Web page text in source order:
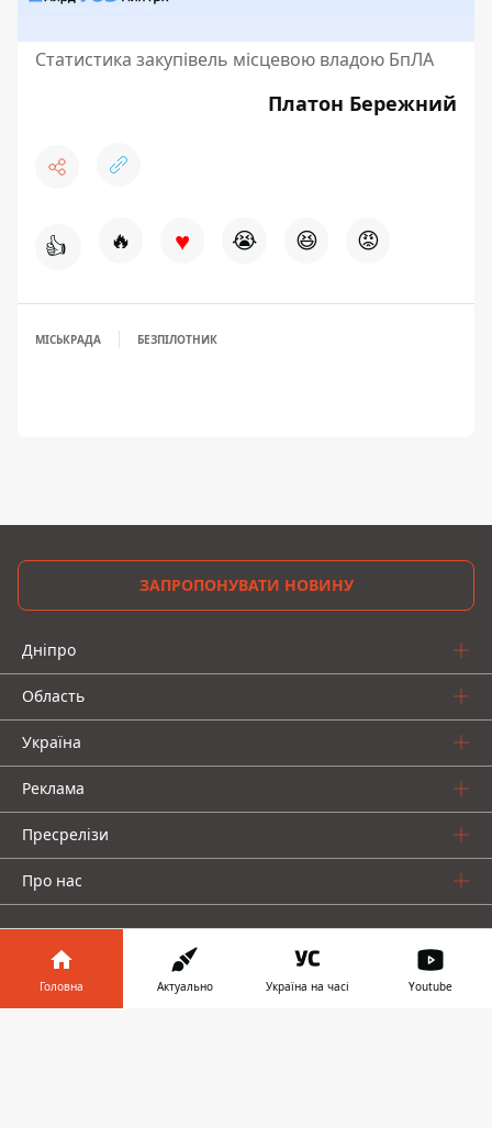
Статистика закупівель місцевою владою БпЛА
Платон Бережний
👍 🔥 ♥ 😭 😆 😡
МІСЬКРАДА БЕЗПІЛОТНИК
ЗАПРОПОНУВАТИ НОВИНУ
Дніпро
Область
Україна
Реклама
Пресрелізи
Про нас
Головна Актуально Україна на часі Youtube